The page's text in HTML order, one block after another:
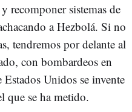
recomponer sistemas de
a Hezbolá. Si no
tendremos por delante al
con bombardeos en
Unidos se invente
que se ha metido.